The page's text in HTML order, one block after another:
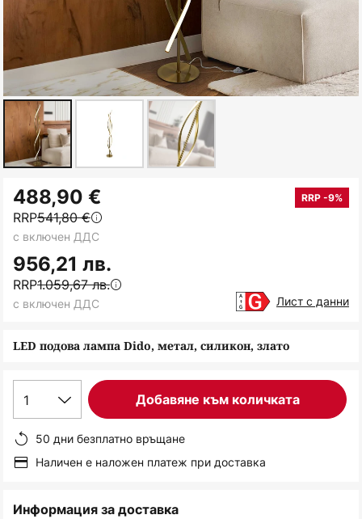
към
началото
на
галерия
със
снимки
LED подова лампа Dido, метал, силикон, злато
488,90 € RRP -9%
RRP541,80 €
956,21 лв.
RRP1.059,67 лв.
с включен ДДС
с включен ДДС Лист с данни
1 Добавяне към количката
50 дни безплатно връщане
Наличен е наложен платеж при доставка
Информация за доставка